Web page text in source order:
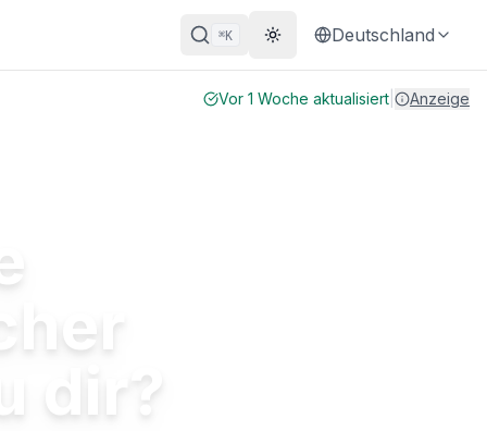
⌘K Theme wechseln
Deutschland
Vor 1 Woche aktualisiert Anzeige